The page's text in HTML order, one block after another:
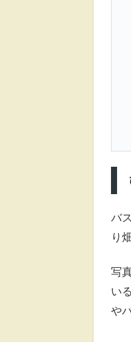
バ
り
写
い
や